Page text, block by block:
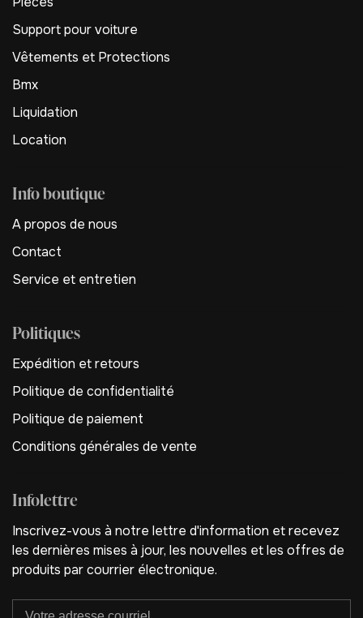
Support pour voiture
Vêtements et Protections
Bmx
Liquidation
Location
Info boutique
A propos de nous
Contact
Service et entretien
Politiques
Expédition et retours
Politique de confidentialité
Politique de paiement
Conditions générales de vente
Infolettre
Inscrivez-vous à notre lettre d'information et recevez
les dernières mises à jour, les nouvelles et les offres de
produits par courrier électronique.